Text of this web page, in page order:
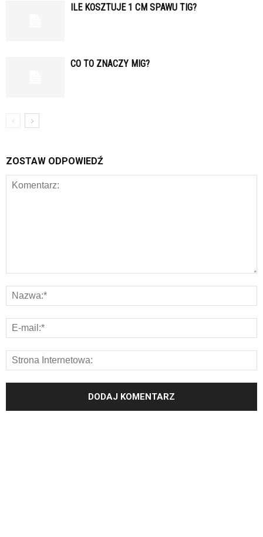
ILE KOSZTUJE 1 CM SPAWU TIG?
CO TO ZNACZY MIG?
ZOSTAW ODPOWIEDŹ